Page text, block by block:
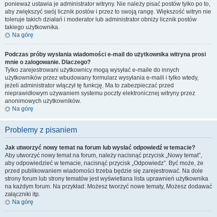
ponieważ ustawia je administrator witryny. Nie należy pisać postów tylko po to,
aby zwiększyć swój licznik postów i przez to swoją rangę. Większość witryn nie
toleruje takich działań i moderator lub administrator obniży licznik postów
takiego użytkownika.
Na górę
Podczas próby wysłania wiadomości e-mail do użytkownika witryna prosi
mnie o zalogowanie. Dlaczego?
Tylko zarejestrowani użytkownicy mogą wysyłać e-maile do innych
użytkowników przez wbudowany formularz wysyłania e-maili i tylko wtedy,
jeżeli administrator włączył tę funkcję. Ma to zabezpieczać przed
nieprawidłowym używaniem systemu poczty elektronicznej witryny przez
anonimowych użytkowników.
Na górę
Problemy z pisaniem
Jak utworzyć nowy temat na forum lub wysłać odpowiedź w temacie?
Aby utworzyć nowy temat na forum, należy nacisnąć przycisk „Nowy temat”,
aby odpowiedzieć w temacie, nacisnąć przycisk „Odpowiedz”. Być może, że
przed publikowaniem wiadomości trzeba będzie się zarejestrować. Na dole
strony forum lub strony tematów jest wyświetlana lista uprawnień użytkownika
na każdym forum. Na przykład: Możesz tworzyć nowe tematy, Możesz dodawać
załączniki itp.
Na górę